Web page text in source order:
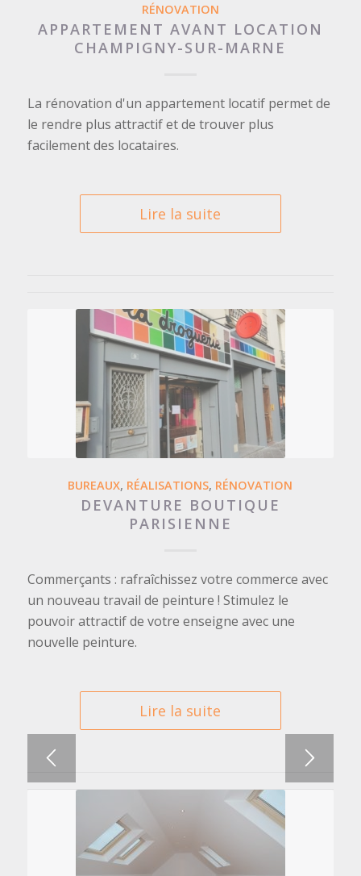
RÉNOVATION
APPARTEMENT AVANT LOCATION
CHAMPIGNY-SUR-MARNE
La rénovation d'un appartement locatif permet de
le rendre plus attractif et de trouver plus
facilement des locataires.
Lire la suite
BUREAUX, RÉALISATIONS, RÉNOVATION
DEVANTURE BOUTIQUE
PARISIENNE
Commerçants : rafraîchissez votre commerce avec
un nouveau travail de peinture ! Stimulez le
pouvoir attractif de votre enseigne avec une
nouvelle peinture.
Lire la suite